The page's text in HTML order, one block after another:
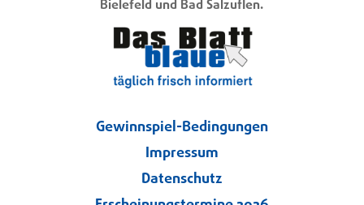
Bielefeld und Bad Salzuflen.
Gewinnspiel-Bedingungen
Impressum
Datenschutz